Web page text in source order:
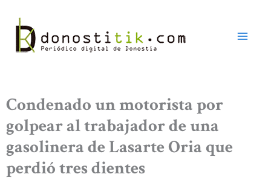
contenido
Condenado un motorista por
golpear al trabajador de una
gasolinera de Lasarte Oria que
perdió tres dientes